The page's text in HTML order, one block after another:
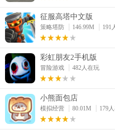
征服高塔中文版
策略塔防 146.99M
191
彩虹朋友2手机版
冒险游戏
482人在玩
小熊面包店
模拟经营 80.01M
179